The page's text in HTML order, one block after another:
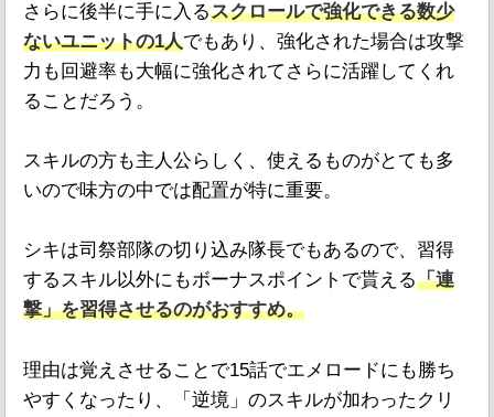
さらに後半に手に入るスクロールで強化できる数少
ないユニットの1人でもあり、強化された場合は攻撃
力も回避率も大幅に強化されてさらに活躍してくれ
ることだろう。
スキルの方も主人公らしく、使えるものがとても多
いので味方の中では配置が特に重要。
シキは司祭部隊の切り込み隊長でもあるので、習得
するスキル以外にもボーナスポイントで貰える「連
撃」を習得させるのがおすすめ。
理由は覚えさせることで15話でエメロードにも勝ち
やすくなったり、「逆境」のスキルが加わったクリ